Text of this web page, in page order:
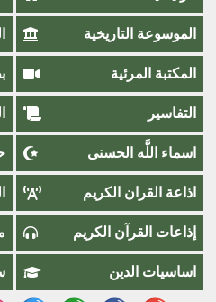
الموسوعة التاريخية
المكتبة المرئية
التفاسير
اسماء اللَّٰه الحسنى
اذاعة القران الكريم
إذاعات القرآن الكريم
اساسيات الدين